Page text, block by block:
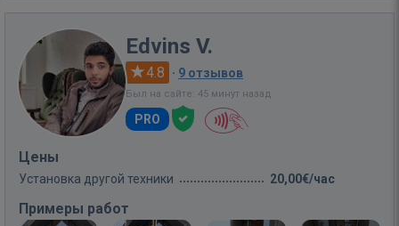
Edvins V.
4.8 · 9 отзывов
Был на сайте: 45 минут назад
PRO
Цены
Установка другой техники 20,00€/час
Примеры работ